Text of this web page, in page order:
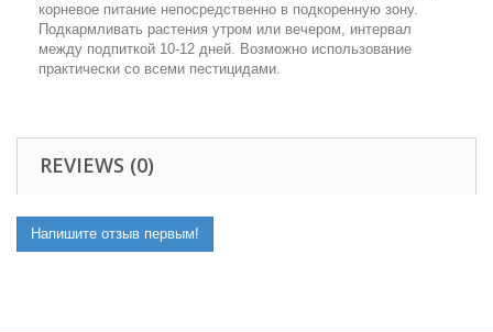
корневое питание непосредственно в подкоренную зону.
Подкармливать растения утром или вечером, интервал
между подпиткой 10-12 дней. Возможно использование
практически со всеми пестицидами.
REVIEWS (0)
Напишите отзыв первым!